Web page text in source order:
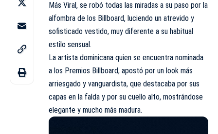
Más Viral, se robó todas las miradas a su paso por la
alfombra de los Billboard, luciendo un atrevido y
sofisticado vestido, muy diferente a su habitual
estilo sensual.
La artista dominicana quien se encuentra nominada
a los Premios Billboard, apostó por un look más
arriesgado y vanguardista, que destacaba por sus
capas en la falda y por su cuello alto, mostrándose
elegante y mucho más madura.